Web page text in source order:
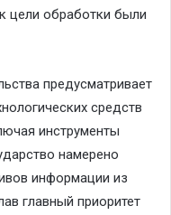
цели обработки были
предусматривает
средств
инструменты
намерено
информации из
главный приоритет